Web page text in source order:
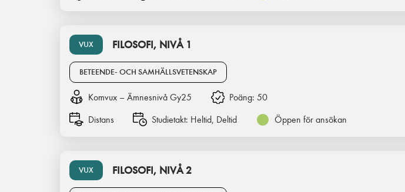
VUX FILOSOFI, NIVÅ 1
BETEENDE- OCH SAMHÄLLSVETENSKAP
Komvux – Ämnesnivå Gy25 Poäng: 50
Distans
Studietakt: Heltid, Deltid Öppen för ansökan
VUX FILOSOFI, NIVÅ 2